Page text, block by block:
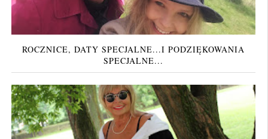
ROCZNICE, DATY SPECJALNE...I PODZIĘKOWANIA
SPECJALNE...